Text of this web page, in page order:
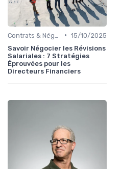
• 15/10/2025
Savoir Négocier les Révisions
Salariales : 7 Stratégies
Éprouvées pour les
Directeurs Financiers